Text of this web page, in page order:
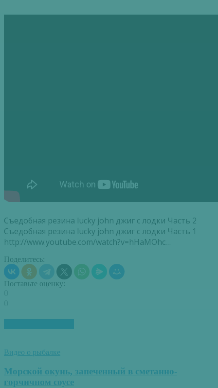
Съедобная резина lucky john джиг с лодки Часть 2
Съедобная резина lucky john джиг с лодки Часть 1
http://www.youtube.com/watch?v=hHaMOhc…
Поделитесь:
Поставьте оценку:
Видео о рыбалке
Морской окунь, запеченный в сметанно-
горчичном соусе